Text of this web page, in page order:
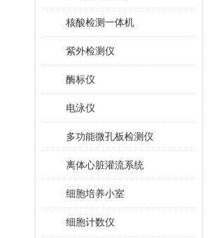
核酸检测一体机
紫外检测仪
酶标仪
电泳仪
多功能微孔板检测仪
离体心脏灌流系统
细胞培养小室
细胞计数仪